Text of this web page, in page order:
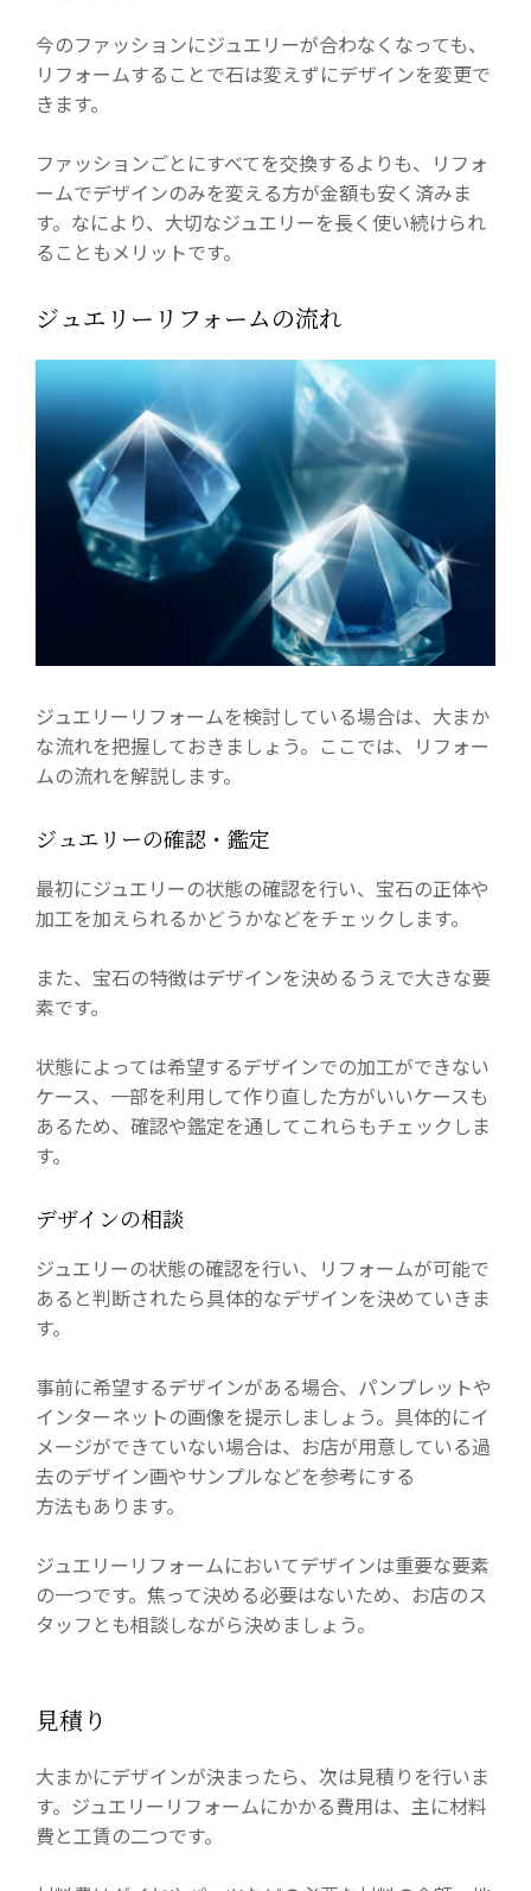
今のファッションにジュエリーが合わなくなっても、
リフォームすることで石は変えずにデザインを変更で
きます。
ファッションごとにすべてを交換するよりも、リフォ
ームでデザインのみを変える方が金額も安く済みま
す。なにより、大切なジュエリーを長く使い続けられ
ることもメリットです。
ジュエリーリフォームの流れ
ジュエリーリフォームを検討している場合は、大まか
な流れを把握しておきましょう。ここでは、リフォー
ムの流れを解説します。
ジュエリーの確認・鑑定
最初にジュエリーの状態の確認を行い、宝石の正体や
加工を加えられるかどうかなどをチェックします。
また、宝石の特徴はデザインを決めるうえで大きな要
素です。
状態によっては希望するデザインでの加工ができない
ケース、一部を利用して作り直した方がいいケースも
あるため、確認や鑑定を通してこれらもチェックしま
す。
デザインの相談
ジュエリーの状態の確認を行い、リフォームが可能で
あると判断されたら具体的なデザインを決めていきま
す。
事前に希望するデザインがある場合、パンプレットや
インターネットの画像を提示しましょう。具体的にイ
メージができていない場合は、お店が用意している過
去のデザイン画やサンプルなどを参考にする
方法もあります。
ジュエリーリフォームにおいてデザインは重要な要素
の一つです。焦って決める必要はないため、お店のス
タッフとも相談しながら決めましょう。
見積り
大まかにデザインが決まったら、次は見積りを行いま
す。ジュエリーリフォームにかかる費用は、主に材料
費と工賃の二つです。